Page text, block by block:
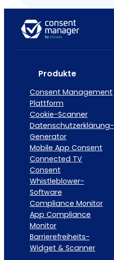
Produkte
Consent Management
Plattform
Cookie-Scanner
Datenschutzerklärung-
Generator
Mobile App Consent
Connected TV
Consent
Whistleblower-
Software
Compliance Monitor
App Compliance
Monitor
Barrierefreiheits-
Widget & Scanner